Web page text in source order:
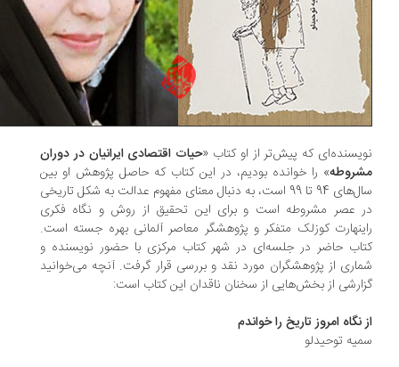
که پیش‌تر از او کتاب « حیات اقتصادی ایرانیان در دوران
» را خوانده بودیم، در این کتاب که حاصل پژوهش او بین
سال‌های 94 تا 99 است، به دنبال معنای مفهوم عدالت به شکل تاریخی
عصر مشروطه است و برای این تحقیق از روش و نگاه فکری
کوزلک متفکر و پژوهشگر معاصر آلمانی بهره جسته است.
حاضر در جلسه‌ای در شهر کتاب مرکزی با حضور نویسنده و
از پژوهشگران مورد نقد و بررسی قرار گرفت. آنچه می‌خوانید
از بخش‌هایی از سخنان ناقدان این کتاب است:
نگاه امروز تاریخ را خواندم
توحیدلو